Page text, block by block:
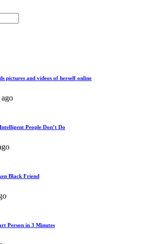
pictures and videos of herself online
People Don’t Do
Black Friend
Person in 3 Minutes